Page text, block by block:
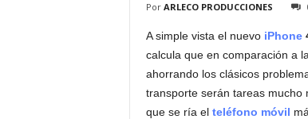
Por ARLECO PRODUCCIONES
A simple vista el nuevo iPhone
calcula que en comparación a
ahorrando los clásicos
transporte serán tareas mucho
que se ría el teléfono móvil